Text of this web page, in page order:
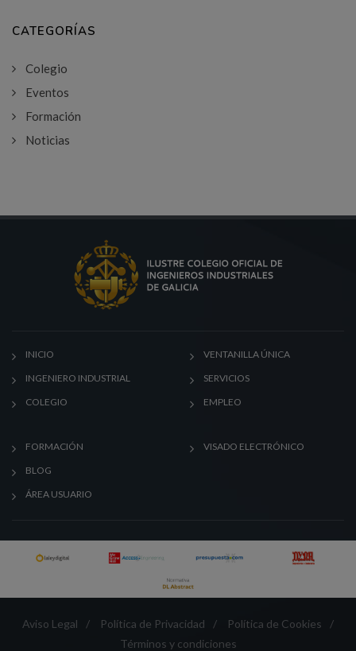
CATEGORÍAS
Colegio
Eventos
Formación
Noticias
INICIO
INGENIERO INDUSTRIAL
COLEGIO
VENTANILLA ÚNICA
SERVICIOS
EMPLEO
FORMACIÓN
BLOG
ÁREA USUARIO
VISADO ELECTRÓNICO
Aviso Legal / Política de Privacidad / Política de Cookies
/
Términos y condiciones